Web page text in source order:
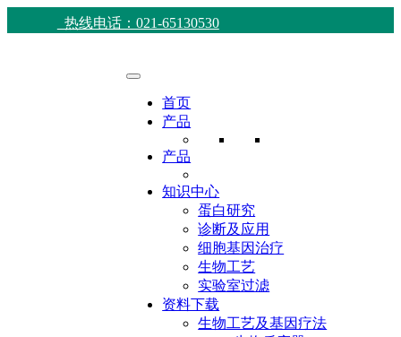
热线电话：021-65130530
首页
产品
产品
知识中心
蛋白研究
诊断及应用
细胞基因治疗
生物工艺
实验室过滤
资料下载
生物工艺及基因疗法